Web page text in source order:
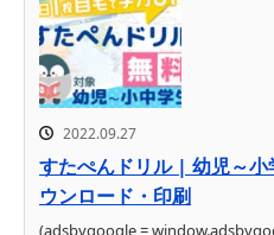
2022.09.27
すたぺんドリル | 幼児～
ウンロード・印刷
(adsbygoogle =